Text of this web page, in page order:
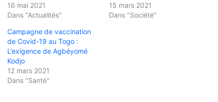
16 mai 2021
Dans "Actualités"
15 mars 2021
Dans "Société"
Campagne de vaccination
de Covid-19 au Togo :
L’exigence de Agbéyomé
Kodjo
12 mars 2021
Dans "Santé"